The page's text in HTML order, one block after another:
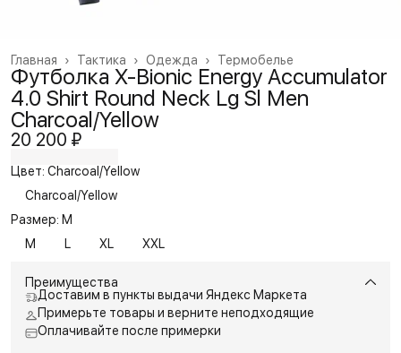
Термобелье
Одежда ›
Тактика ›
Главная ›
Футболка X-Bionic Energy Accumulator
4.0 Shirt Round Neck Lg Sl Men
Charcoal/Yellow
20 200 ₽
Цвет: Charcoal/Yellow
Charcoal/Yellow
Размер: M
M
L XL XXL
Преимущества
Доставим в пункты выдачи Яндекс Маркета
Примерьте товары и верните неподходящие
Оплачивайте после примерки